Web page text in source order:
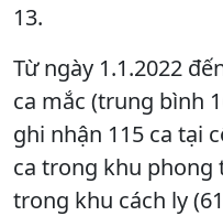
13.
Từ ngày 1.1.2022
ca mắc (trung bình
ghi nhận 115 ca tại
ca trong khu phong
trong khu cách ly